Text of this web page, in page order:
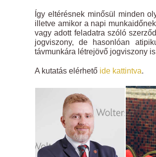
Így eltérésnek minősül minden
illetve amikor a napi
vagy adott feladatra szóló
jogviszony, de hasonlóan
távmunkára létrejövő jogviszony
A kutatás elérhető ide kattintva.